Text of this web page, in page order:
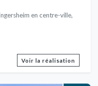
en centre-ville,
Voir la réalisation